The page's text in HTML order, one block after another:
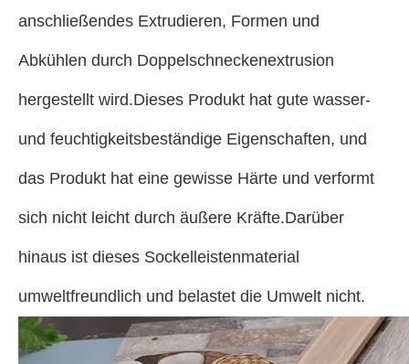
anschließendes Extrudieren, Formen und
Abkühlen durch Doppelschneckenextrusion
hergestellt wird.Dieses Produkt hat gute wasser-
und feuchtigkeitsbeständige Eigenschaften, und
das Produkt hat eine gewisse Härte und verformt
sich nicht leicht durch äußere Kräfte.Darüber
hinaus ist dieses Sockelleistenmaterial
umweltfreundlich und belastet die Umwelt nicht.